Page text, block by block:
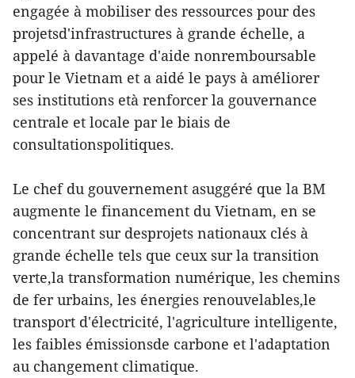
engagée à mobiliser des ressources pour des
projetsd'infrastructures à grande échelle, a
appelé à davantage d'aide nonremboursable
pour le Vietnam et a aidé le pays à améliorer
ses institutions età renforcer la gouvernance
centrale et locale par le biais de
consultationspolitiques.
Le chef du gouvernement asuggéré que la BM
augmente le financement du Vietnam, en se
concentrant sur desprojets nationaux clés à
grande échelle tels que ceux sur la transition
verte,la transformation numérique, les chemins
de fer urbains, les énergies renouvelables,le
transport d'électricité, l'agriculture intelligente,
les faibles émissionsde carbone et l'adaptation
au changement climatique.